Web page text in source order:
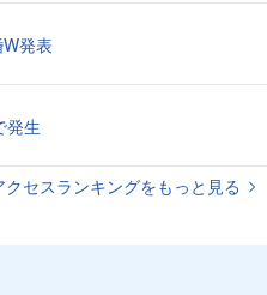
発表
発生
クセスランキングをもっと見る